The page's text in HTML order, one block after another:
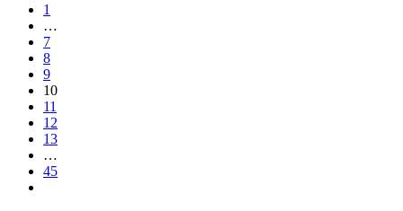
1
…
7
8
9
10
11
12
13
…
45